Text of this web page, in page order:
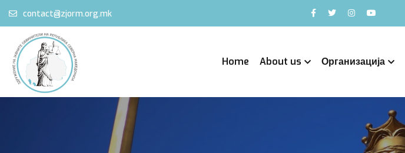
contact@zjorm.org.mk
Home About us Организација